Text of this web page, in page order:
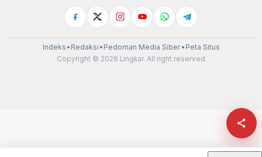
Indeks • Redaksi • Pedoman Media Siber• Peta Situs
Copyright © 2026 Lingkar. All right reserved